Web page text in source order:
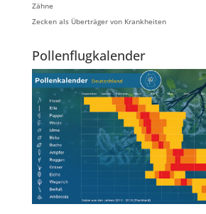
Zähne
Zecken als Überträger von Krankheiten
Pollenflugkalender